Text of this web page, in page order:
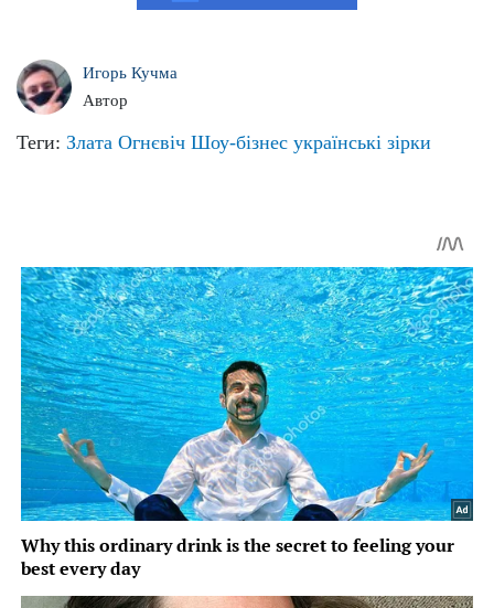
Игорь Кучма
Автор
Теги: Злата Огнєвіч Шоу-бізнес українські зірки